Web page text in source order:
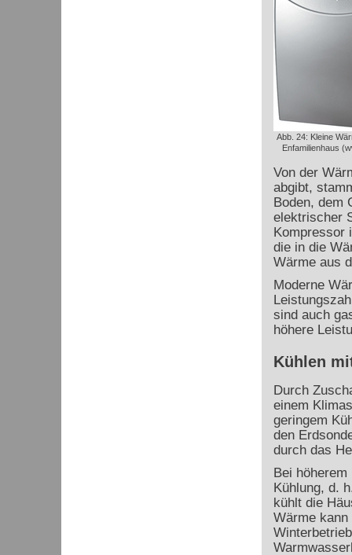
Abb. 24: Kleine
Enfamilienhaus
Von der
abgibt,
Boden, dem
elektrischer
Kompressor
die in die
Wärme aus
Moderne
sind auch
höhere
Kühlen
Durch
einem
geringem
den
durch das
Bei
Kühlung, d.
kühlt die
Wärme kann